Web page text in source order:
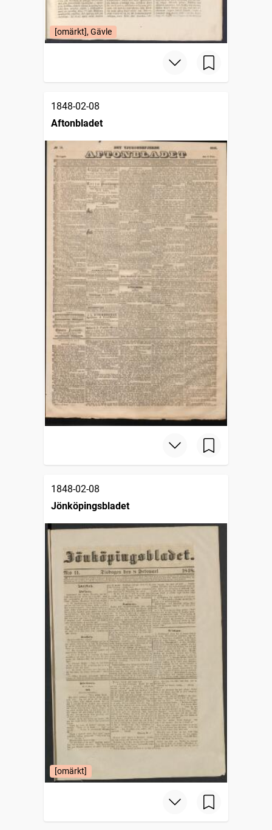
[omärkt], Gävle
1848-02-08
Aftonbladet
1848-02-08
Jönköpingsbladet
[omärkt]